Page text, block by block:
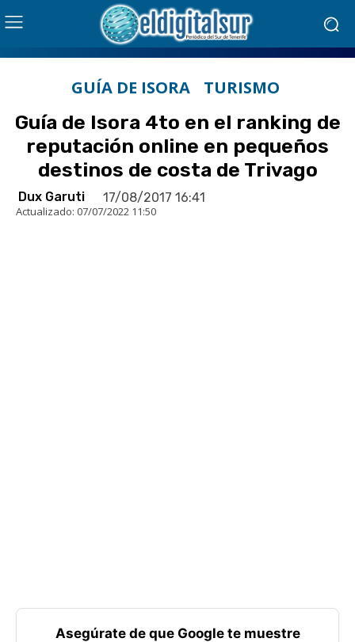
GUÍA DE ISORA TURISMO
Guía de Isora 4to en el ranking de
reputación online en pequeños
destinos de costa de Trivago
Dux Garuti 17/08/2017 16:41
Actualizado: 07/07/2022 11:50
Asegúrate de que Google te muestre